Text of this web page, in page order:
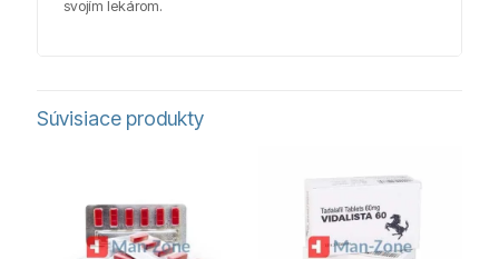
svojím lekárom.
Súvisiace produkty